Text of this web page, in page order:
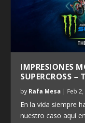
IMPRESIONES
SUPERCROSS –
by Rafa Mesa | Feb 2,
En la vida siempre
nuestro caso aquí